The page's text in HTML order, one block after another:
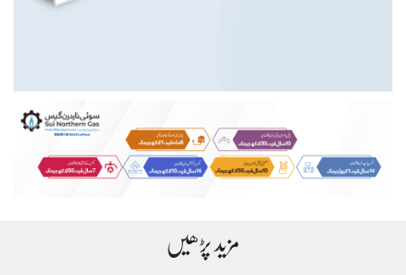
مزید پڑھیں